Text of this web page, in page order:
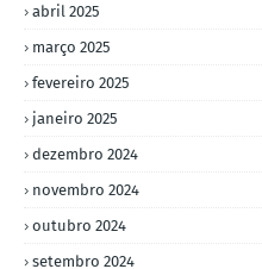
abril 2025
março 2025
fevereiro 2025
janeiro 2025
dezembro 2024
novembro 2024
outubro 2024
setembro 2024